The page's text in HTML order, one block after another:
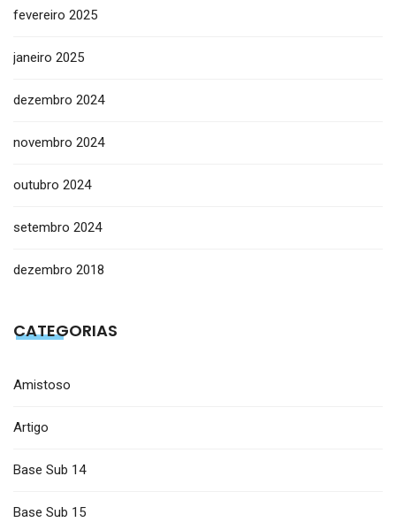
fevereiro 2025
janeiro 2025
dezembro 2024
novembro 2024
outubro 2024
setembro 2024
dezembro 2018
CATEGORIAS
Amistoso
Artigo
Base Sub 14
Base Sub 15